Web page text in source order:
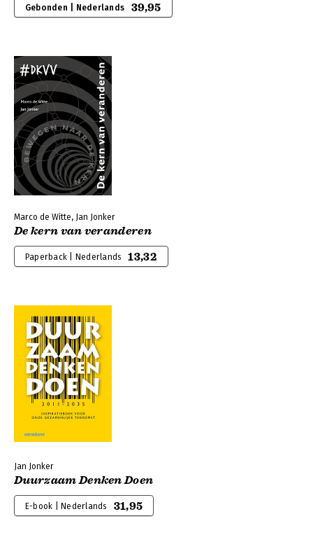
Gebonden | Nederlands 39,95
Marco de Witte, Jan Jonker
De kern van veranderen
Paperback | Nederlands 13,32
Jan Jonker
Duurzaam Denken Doen
E-book | Nederlands 31,95